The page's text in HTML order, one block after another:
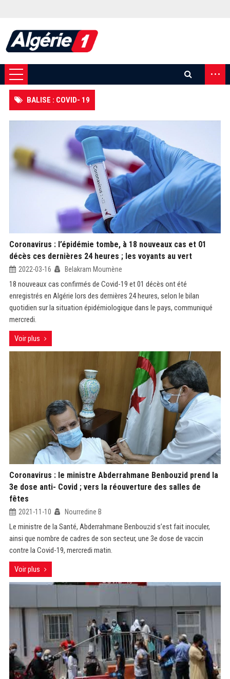
...
BALISE : COVID- 19
Coronavirus : l’épidémie tombe, à 18 nouveaux cas et 01
décès ces dernières 24 heures ; les voyants au vert
2022-03-16 Belakram Moumène
18 nouveaux cas confirmés de Covid-19 et 01 décès ont été
enregistrés en Algérie lors des dernières 24 heures, selon le bilan
quotidien sur la situation épidémiologique dans le pays, communiqué
mercredi.
Voir plus
Coronavirus : le ministre Abderrahmane Benbouzid prend la
3e dose anti- Covid ; vers la réouverture des salles de
fêtes
2021-11-10 Nourredine B
Le ministre de la Santé, Abderrahmane Benbouzid s’est fait inoculer,
ainsi que nombre de cadres de son secteur, une 3e dose de vaccin
contre la Covid-19, mercredi matin.
Voir plus